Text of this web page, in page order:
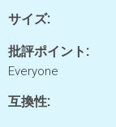
サイズ:
批評ポイント:
Everyone
互換性: